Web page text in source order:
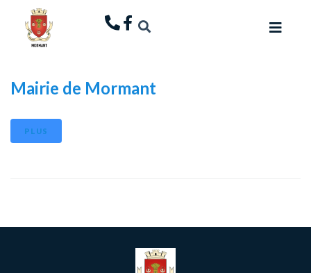
principal
Mairie de Mormant
PLUS